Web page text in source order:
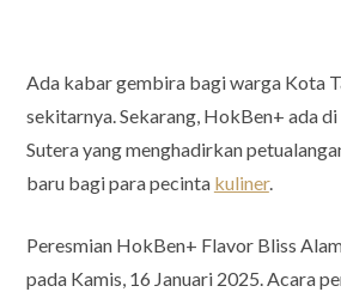
Ada kabar gembira bagi warga Kota
sekitarnya. Sekarang, HokBen+ ada
Sutera yang menghadirkan
baru bagi para pecinta kuliner.
Peresmian HokBen+ Flavor Bliss
pada Kamis, 16 Januari 2025. Acara